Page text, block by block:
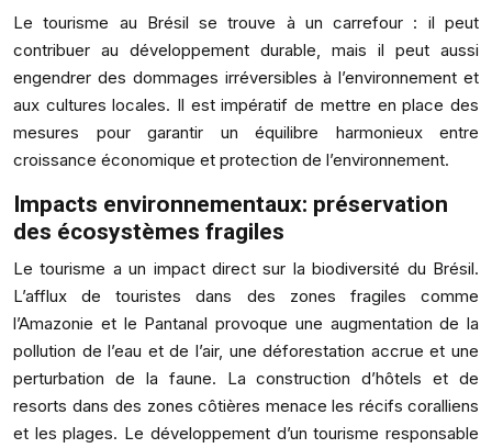
Le tourisme au Brésil se trouve à un carrefour : il peut
contribuer au développement durable, mais il peut aussi
engendrer des dommages irréversibles à l’environnement et
aux cultures locales. Il est impératif de mettre en place des
mesures pour garantir un équilibre harmonieux entre
croissance économique et protection de l’environnement.
Impacts environnementaux: préservation
des écosystèmes fragiles
Le tourisme a un impact direct sur la biodiversité du Brésil.
L’afflux de touristes dans des zones fragiles comme
l’Amazonie et le Pantanal provoque une augmentation de la
pollution de l’eau et de l’air, une déforestation accrue et une
perturbation de la faune. La construction d’hôtels et de
resorts dans des zones côtières menace les récifs coralliens
et les plages. Le développement d’un tourisme responsable